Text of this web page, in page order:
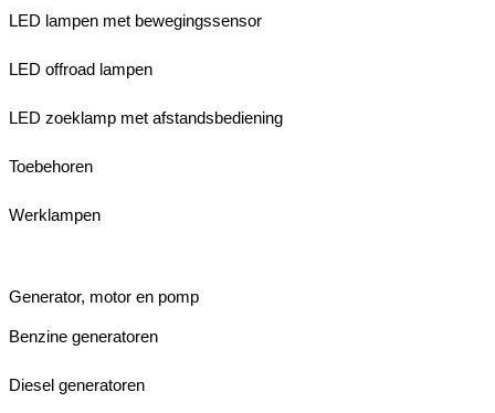
LED lampen met bewegingssensor
LED offroad lampen
LED zoeklamp met afstandsbediening
Toebehoren
Werklampen
Generator, motor en pomp
Benzine generatoren
Diesel generatoren